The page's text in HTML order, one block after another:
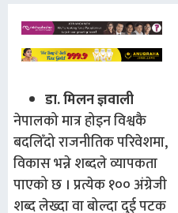
डा. मिलन ज्ञवाली
नेपालको मात्र होइन विश्वकै
बदलिँदो राजनीतिक परिवेशमा,
विकास भन्ने शब्दले व्यापकता
पाएको छ । प्रत्येक १०० अंग्रेजी
शब्द लेख्दा वा बोल्दा दुई पटक